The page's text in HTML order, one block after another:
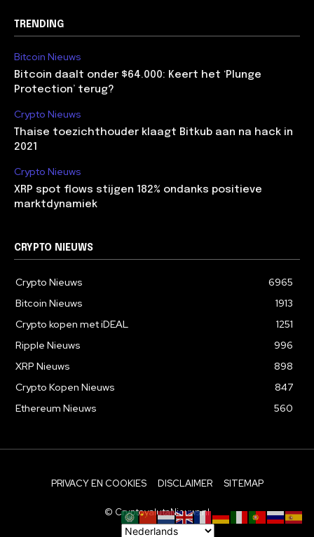
TRENDING
Bitcoin Nieuws
Bitcoin daalt onder $64.000: Keert het ‘Plunge
Protection’ terug?
Crypto Nieuws
Thaise toezichthouder klaagt Bitkub aan na hack in
2021
Crypto Nieuws
XRP spot flows stijgen 182% ondanks positieve
marktdynamiek
CRYPTO NIEUWS
Crypto Nieuws
6965
Bitcoin Nieuws
1913
Crypto kopen met iDEAL
1251
Ripple Nieuws
996
XRP Nieuws
898
Crypto Kopen Nieuws
847
Ethereum Nieuws
560
PRIVACY EN COOKIES DISCLAIMER SITEMAP
© CryptovalutaNieuws.nl